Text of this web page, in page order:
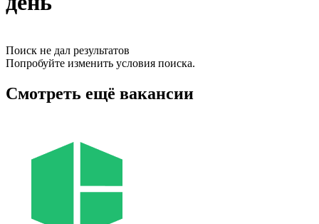
Поиск не дал результатов
Попробуйте изменить условия поиска.
Смотреть ещё вакансии